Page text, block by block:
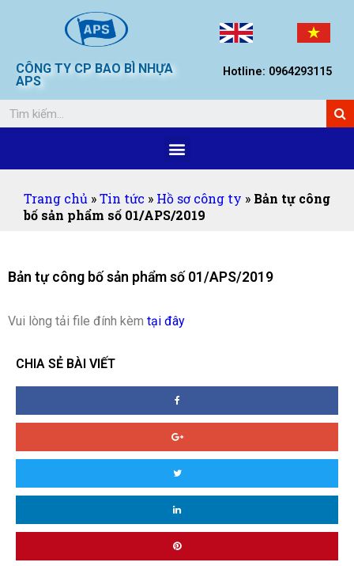
CÔNG TY CP BAO BÌ NHỰA
APS
Hotline: 0964293115
Trang chủ »Tin tức » Hồ sơ công ty » Bản tự công
bố sản phẩm số 01/APS/2019
Bản tự công bố sản phẩm số 01/APS/2019
Vui lòng tải file đính kèm tại đây
CHIA SẺ BÀI VIẾT